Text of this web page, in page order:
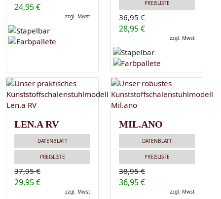
24,95 €
zzgl. Mwst
PREISLISTE
36,95 €
28,95 €
zzgl. Mwst
LEN.A RV
DATENBLATT
PREISLISTE
37,95 €
29,95 €
zzgl. Mwst
MIL.ANO
DATENBLATT
PREISLISTE
38,95 €
36,95 €
zzgl. Mwst